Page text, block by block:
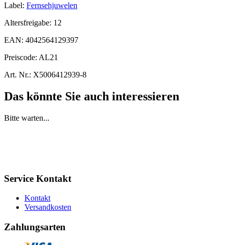
Label: Fernsehjuwelen
Altersfreigabe: 12
EAN: 4042564129397
Preiscode: AL21
Art. Nr.: X5006412939-8
Das könnte Sie auch interessieren
Bitte warten...
Service Kontakt
Kontakt
Versandkosten
Zahlungsarten